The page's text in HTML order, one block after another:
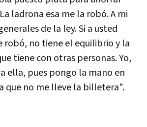
ladrona esa me la robó. A mi
de la ley. Si a usted
robó, no tiene el equilibrio y la
tiene con otras personas. Yo,
ella, pues pongo la mano en
que no me lleve la billetera".